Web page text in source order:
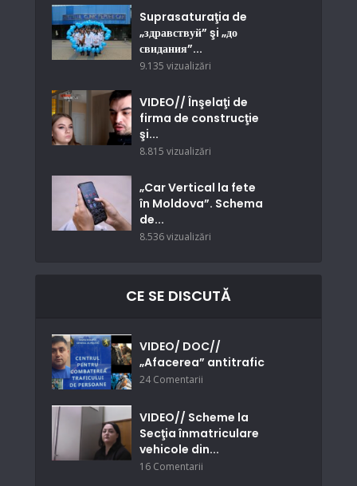
Suprasaturaţia de
„здравствуй” şi „до
свидания”...
9.135 vizualizări
VIDEO// Înşelaţi de
firma de construcţie
şi...
8.815 vizualizări
„Car Vertical la fete
în Moldova”. Schema
de...
8.536 vizualizări
CE SE DISCUTĂ
VIDEO/ DOC//
„Afacerea” antitrafic
24 Comentarii
VIDEO// Scheme la
Secţia înmatriculare
vehicole din...
16 Comentarii